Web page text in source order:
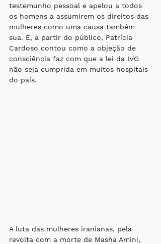
testemunho pessoal e apelou a todos
os homens a assumirem os direitos das
mulheres como uma causa também
sua. E, a partir do público, Patrícia
Cardoso contou como a objeção de
consciência faz com que a lei da IVG
não seja cumprida em muitos hospitais
do país.
A luta das mulheres iranianas, pela
revolta com a morte de Masha Amini,